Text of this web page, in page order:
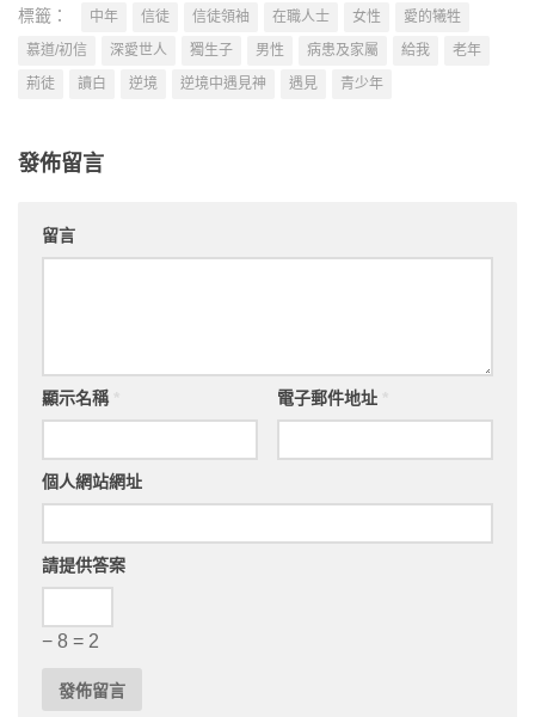
標籤： 中年 信徒 信徒領袖 在職人士 女性
愛的犧牲
慕道/初信
深愛世人 獨生子 男性 病患及家屬 給我
老年
荊徒
讀白 逆境 逆境中遇見神 遇見 青少年
發佈留言
留言
顯示名稱 電子郵件地址
個人網站網址
請提供答案
− 8 = 2